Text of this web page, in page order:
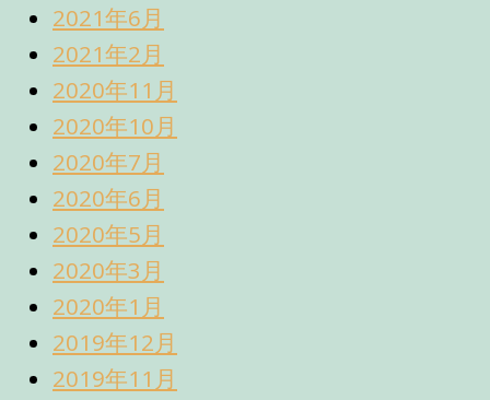
2021年6月
2021年2月
2020年11月
2020年10月
2020年7月
2020年6月
2020年5月
2020年3月
2020年1月
2019年12月
2019年11月